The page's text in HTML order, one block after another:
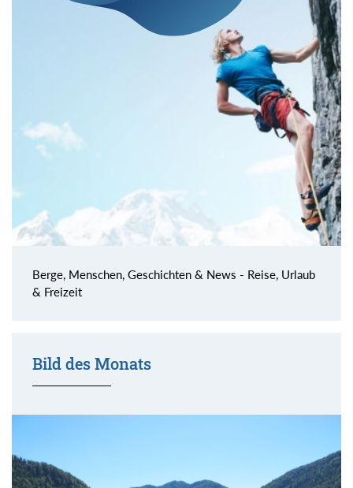
Berge, Menschen, Geschichten & News - Reise, Urlaub
& Freizeit
Bild des Monats